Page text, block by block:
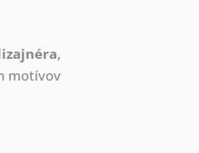
,
motívov